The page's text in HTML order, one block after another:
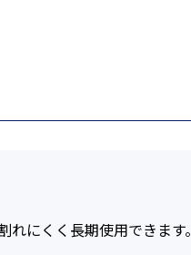
にくく長期使用できます。